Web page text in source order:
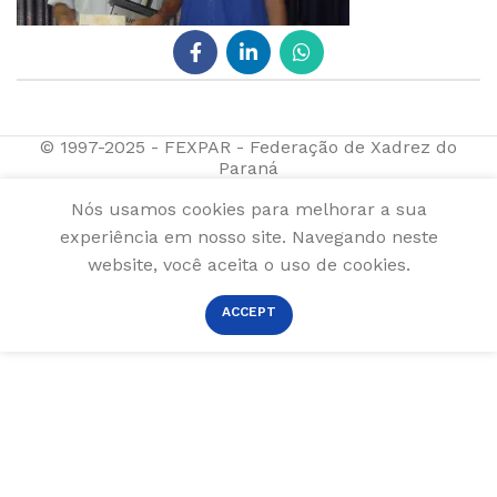
© 1997-2025 - FEXPAR - Federação de Xadrez do
Paraná
Nós usamos cookies para melhorar a sua
experiência em nosso site. Navegando neste
website, você aceita o uso de cookies.
ACCEPT